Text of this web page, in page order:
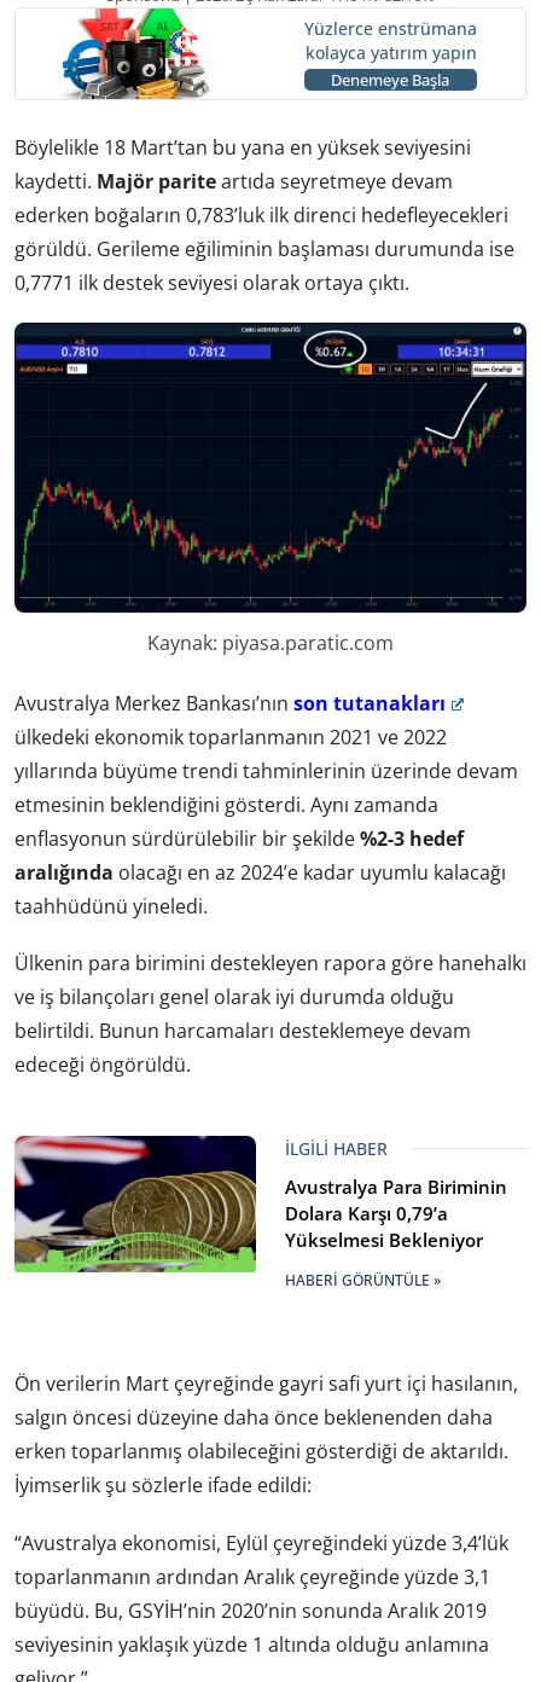
Yüzlerce enstrümana
kolayca yatırım yapın
Denemeye Başla
Böylelikle 18 Mart’tan bu yana en yüksek seviyesini
kaydetti. Majör pariteartıda seyretmeye devam
ederken boğaların 0,783’luk ilk direnci hedefleyecekleri
görüldü. Gerileme eğiliminin başlaması durumunda ise
0,7771 ilk destek seviyesi olarak ortaya çıktı.
Kaynak: piyasa.paratic.com
Avustralya Merkez Bankası’nın son tutanakları
ülkedeki ekonomik toparlanmanın 2021 ve 2022
yıllarında büyüme trendi tahminlerinin üzerinde devam
etmesinin beklendiğini gösterdi. Aynı zamanda
enflasyonun sürdürülebilir bir şekilde%2-3 hedef
aralığında olacağı en az 2024’e kadar uyumlu kalacağı
taahhüdünü yineledi.
Ülkenin para birimini destekleyen rapora göre hanehalkı
ve iş bilançoları genel olarak iyi durumda olduğu
belirtildi. Bunun harcamaları desteklemeye devam
edeceği öngörüldü.
İLGILI HABER
Avustralya Para Biriminin
Dolara Karşı 0,79’a
Yükselmesi Bekleniyor
HABERI GÖRÜNTÜLE »
Ön verilerin Mart çeyreğinde gayri safi yurt içi hasılanın,
salgın öncesi düzeyine daha önce beklenenden daha
erken toparlanmış olabileceğini gösterdiği de aktarıldı.
İyimserlik şu sözlerle ifade edildi:
“Avustralya ekonomisi, Eylül çeyreğindeki yüzde 3,4’lük
toparlanmanın ardından Aralık çeyreğinde yüzde 3,1
büyüdü. Bu, GSYİH’nin 2020’nin sonunda Aralık 2019
seviyesinin yaklaşık yüzde 1 altında olduğu anlamına